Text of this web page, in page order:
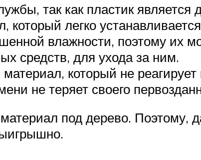
так как пластик
который легко
влажности, поэтому их
средств, для ухода за ним.
который не
не теряет своего
под дерево. Поэтому,